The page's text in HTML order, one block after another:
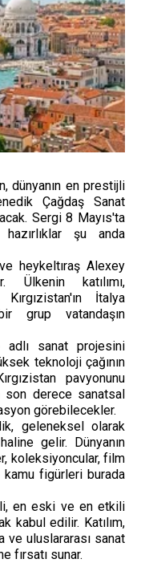
dünyanın en prestijli
Çağdaş Sanat
Sergi 8 Mayıs'ta
şu anda
heykeltıraş Alexey
Ülkenin katılımı,
İtalya
grup vatandaşın
adlı sanat projesini
teknoloji çağının
pavyonunu
son derece sanatsal
görebilecekler.
geleneksel olarak
gelir. Dünyanın
koleksiyoncular, film
figürleri burada
en eski ve en etkili
kabul edilir. Katılım,
uluslararası sanat
fırsatı sunar.